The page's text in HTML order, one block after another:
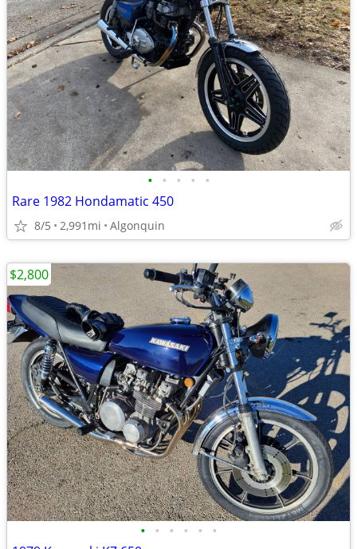
• • • • •
Rare 1982 Hondamatic 450
8/5 2,991mi Algonquin
• • • • • •
$2,800